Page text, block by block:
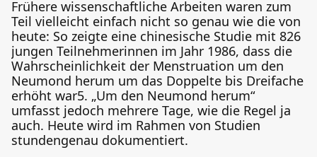
Frühere wissenschaftliche Arbeiten waren zum
Teil vielleicht einfach nicht so genau wie die von
heute: So zeigte eine chinesische Studie mit 826
jungen Teilnehmerinnen im Jahr 1986, dass die
Wahrscheinlichkeit der Menstruation um den
Neumond herum um das Doppelte bis Dreifache
erhöht war5. „Um den Neumond herum“
umfasst jedoch mehrere Tage, wie die Regel ja
auch. Heute wird im Rahmen von Studien
stundengenau dokumentiert.